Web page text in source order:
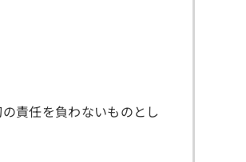
責任を負わないものとし